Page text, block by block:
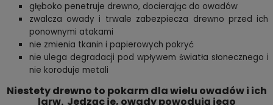
głęboko penetruje drewno, docierając do owadów
zwalcza owady i trwale zabezpiecza drewno przed ich
ponownymi atakami
nie zmienia tkanin i papierowych pokryć
nie ulega degradacji pod wpływem światła słonecznego i
nie koroduje metali
Niestety drewno to pokarm dla wielu owadów i ich
larw. Jedząc je, owady powodują jego